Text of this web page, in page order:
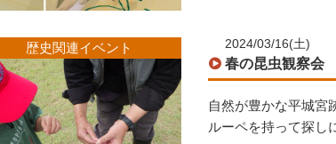
2024/03/16(土)
春の昆虫観察会
自然が豊かな平城宮
ルーペを持って探し
歴史関連イベント